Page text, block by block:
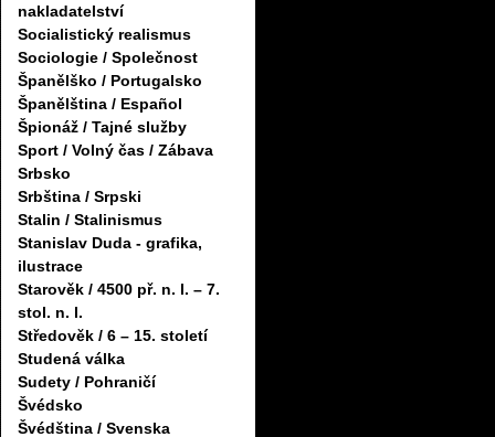
nakladatelství
Socialistický realismus
Sociologie / Společnost
Španělško / Portugalsko
Španělština / Español
Špionáž / Tajné služby
Sport / Volný čas / Zábava
Srbsko
Srbština / Srpski
Stalin / Stalinismus
Stanislav Duda - grafika,
ilustrace
Starověk / 4500 př. n. l. – 7.
stol. n. l.
Středověk / 6 – 15. století
Studená válka
Sudety / Pohraničí
Švédsko
Švédština / Svenska